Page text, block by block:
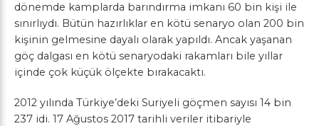
dönemde kamplarda barındırma imkanı 60 bin kişi ile
sınırlıydı. Bütün hazırlıklar en kötü senaryo olan 200 bin
kişinin gelmesine dayalı olarak yapıldı. Ancak yaşanan
göç dalgası en kötü senaryodaki rakamları bile yıllar
içinde çok küçük ölçekte bırakacaktı.
2012 yılında Türkiye’deki Suriyeli göçmen sayısı 14 bin
237 idi. 17 Ağustos 2017 tarihli veriler itibariyle